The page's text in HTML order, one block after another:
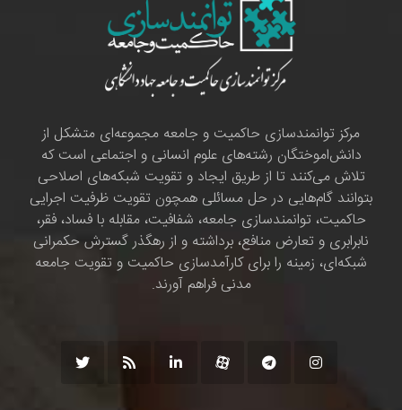
مرکز توانمندسازی حاکمیت و جامعه مجموعه‌ای متشکل از
دانش‌اموختگان رشته‌های علوم انسانی و اجتماعی است که
تلاش می‌کنند تا از طریق ایجاد و تقویت شبکه‌های اصلاحی
بتوانند گام‌هایی در حل مسائلی همچون تقویت ظرفیت اجرایی
حاکمیت، توانمندسازی جامعه، شفافیت، مقابله با فساد، فقر،
نابرابری و تعارض منافع، برداشته و از رهگذر گسترش حکمرانی
شبکه‌ای، زمینه را برای کارآمدسازی حاکمیت و تقویت جامعه
مدنی فراهم آورند.